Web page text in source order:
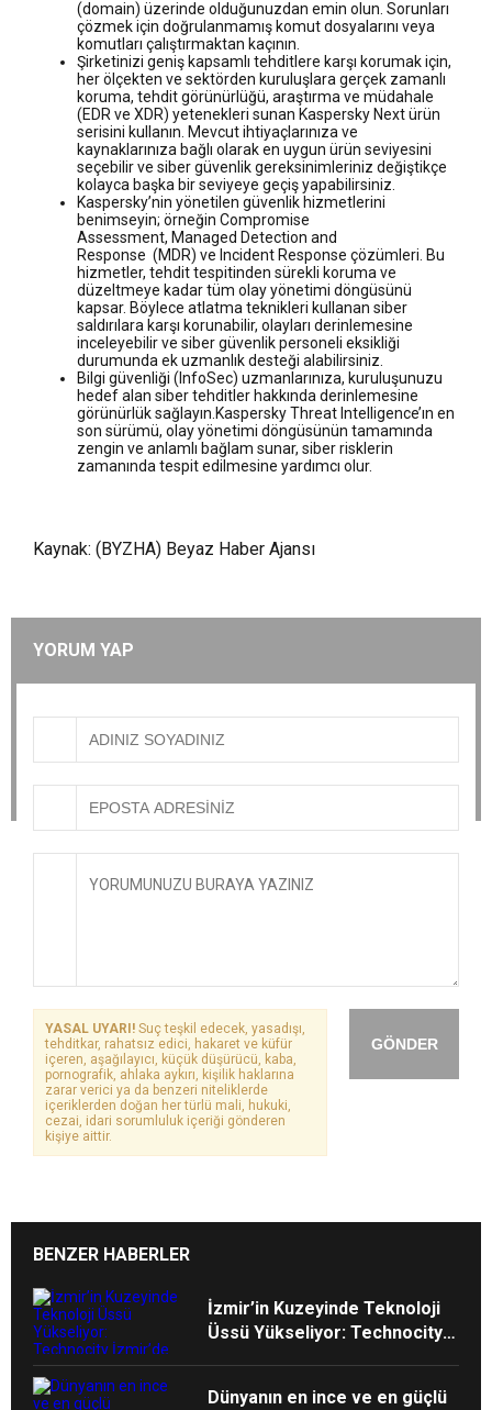
(domain) üzerinde olduğunuzdan emin olun. Sorunları
çözmek için doğrulanmamış komut dosyalarını veya
komutları çalıştırmaktan kaçının.
Şirketinizi geniş kapsamlı tehditlere karşı korumak için,
her ölçekten ve sektörden kuruluşlara gerçek zamanlı
koruma, tehdit görünürlüğü, araştırma ve müdahale
(EDR ve XDR) yetenekleri sunan Kaspersky Next ürün
serisini kullanın. Mevcut ihtiyaçlarınıza ve
kaynaklarınıza bağlı olarak en uygun ürün seviyesini
seçebilir ve siber güvenlik gereksinimleriniz değiştikçe
kolayca başka bir seviyeye geçiş yapabilirsiniz.
Kaspersky’nin yönetilen güvenlik hizmetlerini
benimseyin; örneğin Compromise
Assessment, Managed Detection and
Response (MDR) ve Incident Response çözümleri. Bu
hizmetler, tehdit tespitinden sürekli koruma ve
düzeltmeye kadar tüm olay yönetimi döngüsünü
kapsar. Böylece atlatma teknikleri kullanan siber
saldırılara karşı korunabilir, olayları derinlemesine
inceleyebilir ve siber güvenlik personeli eksikliği
durumunda ek uzmanlık desteği alabilirsiniz.
Bilgi güvenliği (InfoSec) uzmanlarınıza, kuruluşunuzu
hedef alan siber tehditler hakkında derinlemesine
görünürlük sağlayın.Kaspersky Threat Intelligence’ın en
son sürümü, olay yönetimi döngüsünün tamamında
zengin ve anlamlı bağlam sunar, siber risklerin
zamanında tespit edilmesine yardımcı olur.
Kaynak: (BYZHA) Beyaz Haber Ajansı
YORUM YAP
GÖNDER
YASAL UYARI! Suç teşkil edecek, yasadışı,
tehditkar, rahatsız edici, hakaret ve küfür
içeren, aşağılayıcı, küçük düşürücü, kaba,
pornografik, ahlaka aykırı, kişilik haklarına
zarar verici ya da benzeri niteliklerde
içeriklerden doğan her türlü mali, hukuki,
cezai, idari sorumluluk içeriği gönderen
kişiye aittir.
BENZER HABERLER
İzmir’in Kuzeyinde Teknoloji
Üssü Yükseliyor: Technocity
Dünyanın en ince ve en güçlü